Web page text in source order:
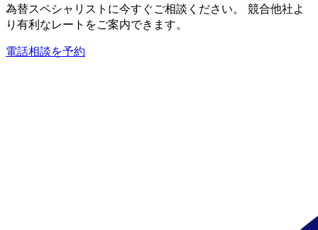
為替スペシャリストに今すぐご相談ください。 競合他社よ
り有利なレートをご案内できます。
電話相談を予約